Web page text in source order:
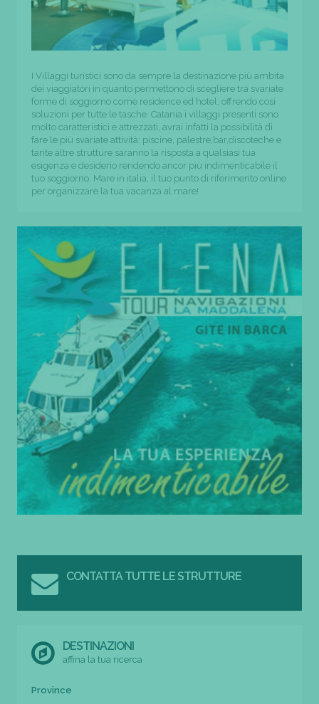
I Villaggi turistici sono da sempre la destinazione più ambita
dei viaggiatori in quanto permettono di scegliere tra svariate
forme di soggiorno come residence ed hotel, offrendo così
soluzioni per tutte le tasche. Catania i villaggi presenti sono
molto caratteristici e attrezzati, avrai infatti la possibilità di
fare le più svariate attività: piscine, palestre,bar,discoteche e
tante altre strutture saranno la risposta a qualsiasi tua
esigenza e desiderio rendendo ancor più indimenticabile il
tuo soggiorno. Mare in italia, il tuo punto di riferimento online
per organizzare la tua vacanza al mare!
CONTATTA TUTTE LE STRUTTURE
DESTINAZIONI
affina la tua ricerca
Province